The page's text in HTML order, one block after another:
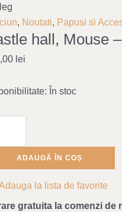
, Noutati, Papusi si
hall, Mouse
lei
În stoc
ADAUGĂ ÎN COȘ
la lista de favorite
gratuita la comenzi de